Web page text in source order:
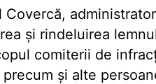
și rindeluirea
comiterii de
și alte